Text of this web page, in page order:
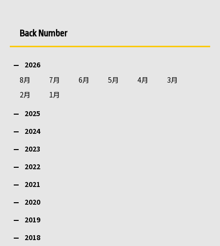
Back Number
2026
8月
7月 6月 5月 4月
3月
2月
1月
2025
2024
2023
2022
2021
2020
2019
2018